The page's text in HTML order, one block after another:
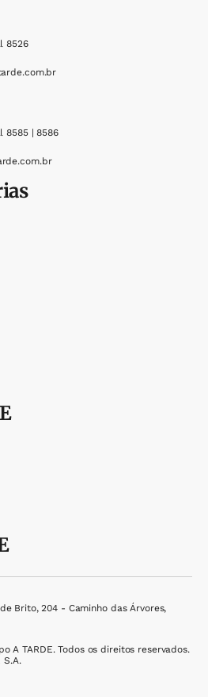
8526
8585 | 8586
Brito, 204 - Caminho das Árvores,
A TARDE. Todos os direitos reservados.
S.A.